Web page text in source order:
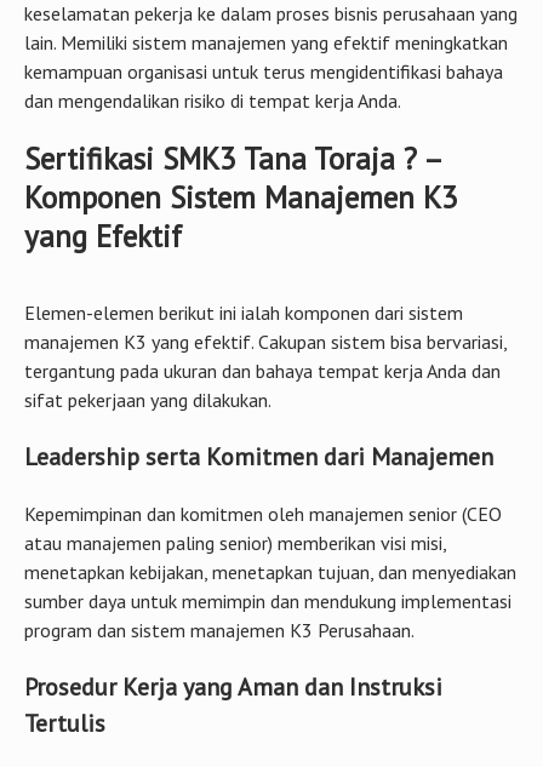
keselamatan pekerja ke dalam proses bisnis perusahaan yang
lain. Memiliki sistem manajemen yang efektif meningkatkan
kemampuan organisasi untuk terus mengidentifikasi bahaya
dan mengendalikan risiko di tempat kerja Anda.
Sertifikasi SMK3 Tana Toraja ? –
Komponen Sistem Manajemen K3
yang Efektif
Elemen-elemen berikut ini ialah komponen dari sistem
manajemen K3 yang efektif. Cakupan sistem bisa bervariasi,
tergantung pada ukuran dan bahaya tempat kerja Anda dan
sifat pekerjaan yang dilakukan.
Leadership serta Komitmen dari Manajemen
Kepemimpinan dan komitmen oleh manajemen senior (CEO
atau manajemen paling senior) memberikan visi misi,
menetapkan kebijakan, menetapkan tujuan, dan menyediakan
sumber daya untuk memimpin dan mendukung implementasi
program dan sistem manajemen K3 Perusahaan.
Prosedur Kerja yang Aman dan Instruksi
Tertulis